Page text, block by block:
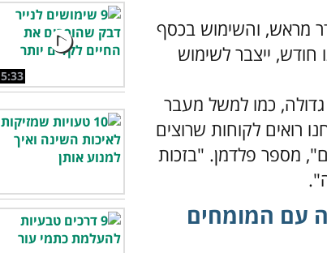
מראש, והשימוש בכסף
חודש, ייצבר לשימוש
כמו למשל מעבר
רואים לקוחות שרוצים
מספר פלדמן. "בזכות
עם המומחים
5:33